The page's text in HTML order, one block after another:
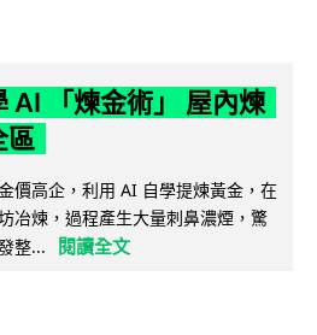
AI 「煉金術」 屋內煉
區
價高企，利用 AI 自學提煉黃金，在
冶煉，過程產生大量刺鼻濃煙，驚
整...
閱讀全文